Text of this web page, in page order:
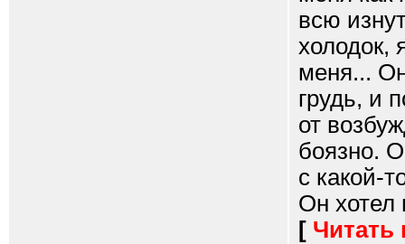
всю
холодок,
меня...
грудь, и
от
боязно.
с какой-
Он хотел
[ Читать